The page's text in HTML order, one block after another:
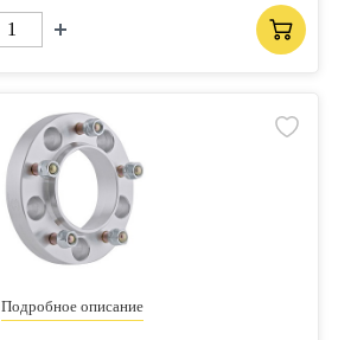
Подробное описание